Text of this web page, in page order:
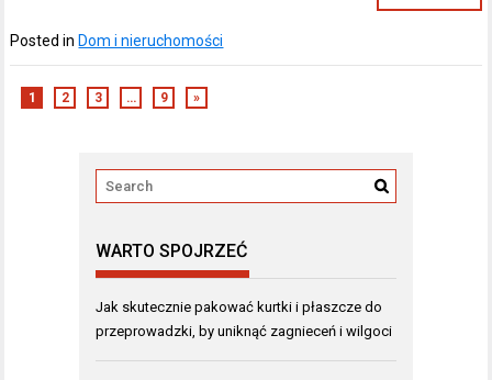
Posted in Dom i nieruchomości
1 2 3 … 9 »
WARTO SPOJRZEĆ
Jak skutecznie pakować kurtki i płaszcze do
przeprowadzki, by uniknąć zagnieceń i wilgoci